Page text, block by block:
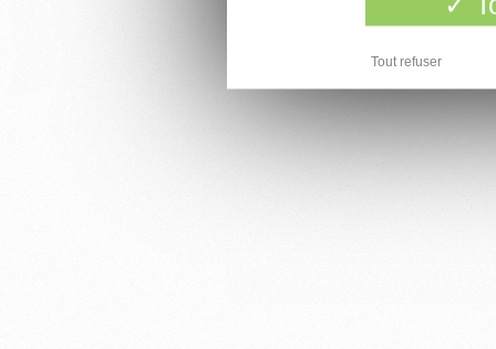
Tout refuser